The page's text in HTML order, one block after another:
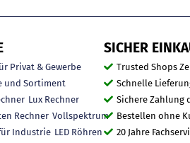
Privat & Gewerbe
und Sortiment
Lux Rechner
Rechner Vollspektrum
Industrie LED Röhren
SICHER
Trusted Shops
Schnelle
Sichere Zahlung
Bestellen ohne
20 Jahre